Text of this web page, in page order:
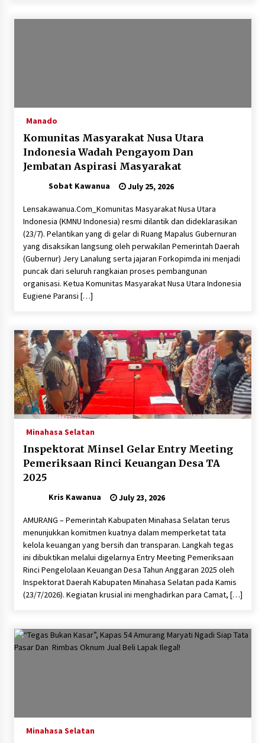
Manado
Komunitas Masyarakat Nusa Utara
Indonesia Wadah Pengayom Dan
Jembatan Aspirasi Masyarakat
Sobat Kawanua July 25, 2026
​Lensakawanua.Com_Komunitas Masyarakat Nusa Utara
Indonesia (KMNU Indonesia) resmi dilantik dan dideklarasikan
(23/7). Pelantikan yang di gelar di Ruang Mapalus Gubernuran
yang disaksikan langsung oleh perwakilan Pemerintah Daerah
(Gubernur) Jery Lanalung serta jajaran Forkopimda ini menjadi
puncak dari seluruh rangkaian proses pembangunan
organisasi. ​Ketua Komunitas Masyarakat Nusa Utara Indonesia
Eugiene Paransi […]
Minahasa Selatan
Inspektorat Minsel Gelar Entry Meeting
Pemeriksaan Rinci Keuangan Desa TA
2025
Kris Kawanua July 23, 2026
‎​AMURANG – Pemerintah Kabupaten Minahasa Selatan terus
menunjukkan komitmen kuatnya dalam memperketat tata
kelola keuangan yang bersih dan transparan. Langkah tegas
ini dibuktikan melalui digelarnya Entry Meeting Pemeriksaan
Rinci Pengelolaan Keuangan Desa Tahun Anggaran 2025 oleh
Inspektorat Daerah Kabupaten Minahasa Selatan pada Kamis
(23/7/2026). ‎​Kegiatan krusial ini menghadirkan para Camat, […]
Minahasa Selatan